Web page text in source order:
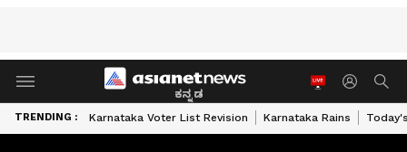
ಕನ್ನಡ
TRENDING : Karnataka Voter List Revision Karnataka Rains